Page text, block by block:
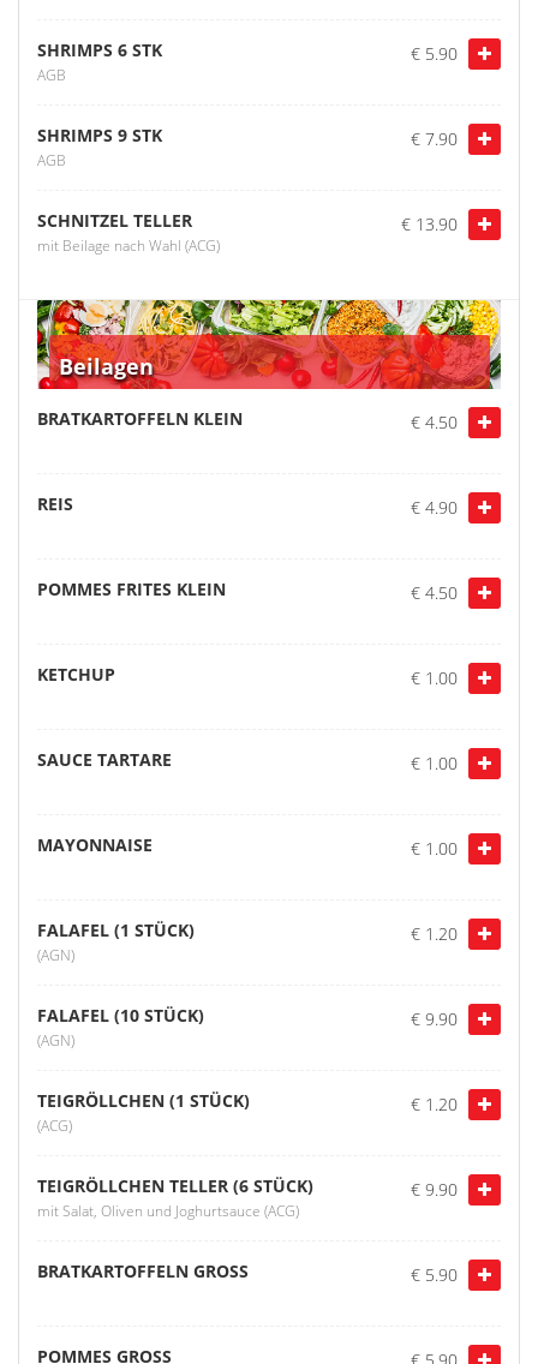
SHRIMPS 6 STK
AGB
€ 5.90
SHRIMPS 9 STK
AGB
€ 7.90
SCHNITZEL TELLER
mit Beilage nach Wahl (ACG)
€ 13.90
Beilagen
BRATKARTOFFELN KLEIN € 4.50
REIS € 4.90
POMMES FRITES KLEIN € 4.50
KETCHUP € 1.00
SAUCE TARTARE € 1.00
MAYONNAISE € 1.00
FALAFEL (1 STÜCK)
(AGN)
€ 1.20
FALAFEL (10 STÜCK)
(AGN)
€ 9.90
TEIGRÖLLCHEN (1 STÜCK)
(ACG)
€ 1.20
TEIGRÖLLCHEN TELLER (6 STÜCK)
mit Salat, Oliven und Joghurtsauce (ACG)
€ 9.90
BRATKARTOFFELN GROSS € 5.90
POMMES GROSS € 5.90